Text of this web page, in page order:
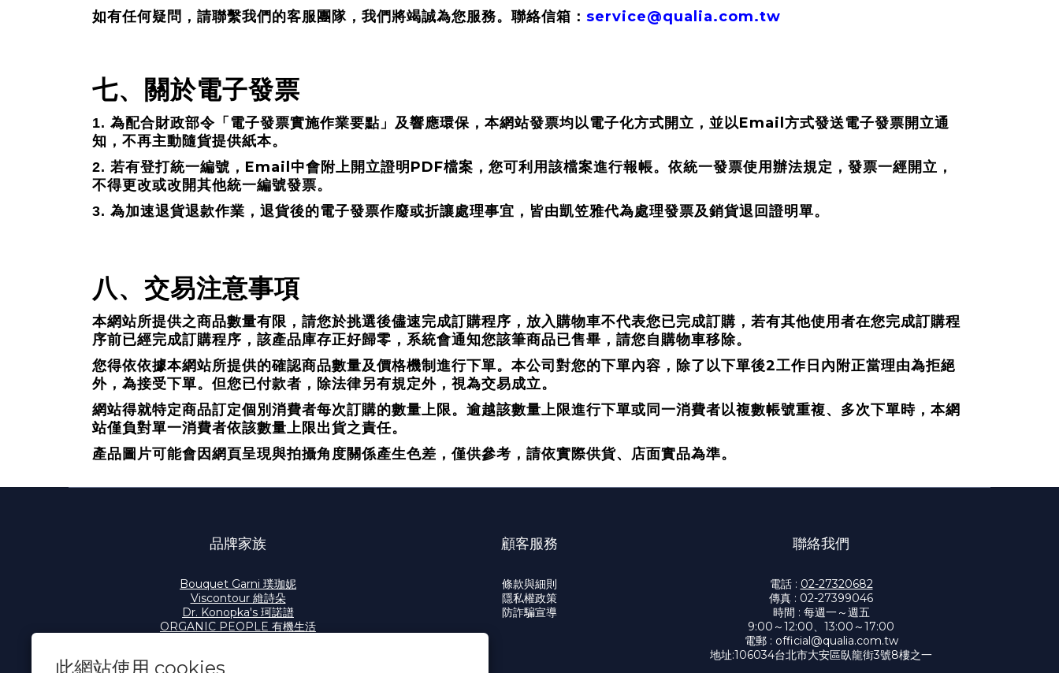
此網站使用 cookies
如有任何疑問，請聯繫我們的客服團隊，我們將竭誠為您服務。聯絡信箱： service@qualia.com.tw
七、關於電子發票
1. 為配合財政部令「電子發票實施作業要點」及響應環保，本網站發票均以電子化方式開立，並以Email 方式發送電子發票開立通
知，不再主動隨貨提供紙本。
2. 若有登打統一編號， Email 中會附上開立證明 PDF檔案，您可利用該檔案進行報帳。依統一發票使用辦法規定，發票一經開立，
不得更改或改開其他統一編號發票。
3. 為加速退貨退款作業，退貨後的電子發票作廢或折讓處理事宜，皆由凱笠雅代為處理發票及銷貨退回證明單。
八、交易注意事項
本網站所提供之商品數量有限，請您於挑選後儘速完成訂購程序，放入購物車不代表您已完成訂購，若有其他使用者在您完成訂購程
序前已經完成訂購程序，該產品庫存正好歸零，系統會通知您該筆商品已售畢，請您自購物車移除。
您得依依據本網站所提供的確認商品數量及價格機制進行下單。本公司對您的下單內容，除了以下單後2工作日內附正當理由為拒絕
外，為接受下單。但您已付款者，除法律另有規定外，視為交易成立。
網站得就特定商品訂定個別消費者每次訂購的數量上限。逾越該數量上限進行下單或同一消費者以複數帳號重複、多次下單時，本網
站僅負對單一消費者依該數量上限出貨之責任。
產品圖片可能會因網頁呈現與拍攝角度關係產生色差，僅供參考，請依實際供貨、店面實品為準。
品牌家族
Bouquet Garni 璞珈妮
Viscontour 維詩朵
Dr. Konopka's 珂諾譜
ORGANIC PEOPLE 有機生活
顧客服務
條款與細則
隱私權政策
防詐騙宣導
聯絡我們
電話 : 02-27320682
傳真 : 02-27399046
時間 : 每週一～週五
9:00～12:00、13:00～17:00
電郵 : official@qualia.com.tw
地址:106034台北市大安區臥龍街3號8樓之一